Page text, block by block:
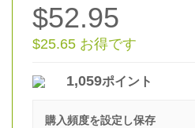
$52.95
$25.65 お得です
1,059ポイント
購入頻度を設定し保存